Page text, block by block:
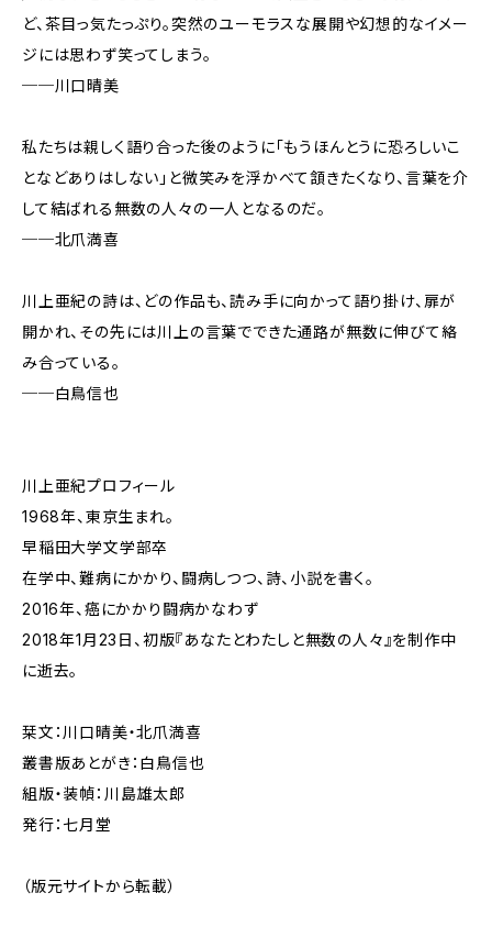
ど、茶目っ気たっぷり。突然のユーモラスな展開や幻想的なイメー
ジには思わず笑ってしまう。
──川口晴美
私たちは親しく語り合った後のように「もうほんとうに恐ろしいこ
となどありはしない」と微笑みを浮かべて頷きたくなり、言葉を介
して結ばれる無数の人々の一人となるのだ。
──北爪満喜
川上亜紀の詩は、どの作品も、読み手に向かって語り掛け、扉が
開かれ、その先には川上の言葉でできた通路が無数に伸びて絡
み合っている。
──白鳥信也
川上亜紀プロフィール
1968年、東京生まれ。
早稲田大学文学部卒
在学中、難病にかかり、闘病しつつ、詩、小説を書く。
2016年、癌にかかり闘病かなわず
2018年1月23日、初版『あなたとわたしと無数の人々』を制作中
に逝去。
栞文：川口晴美・北爪満喜
叢書版あとがき：白鳥信也
組版・装幀：川島雄太郎
発行：七月堂
（版元サイトから転載）